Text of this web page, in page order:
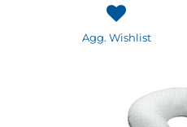
Agg. Wishlist